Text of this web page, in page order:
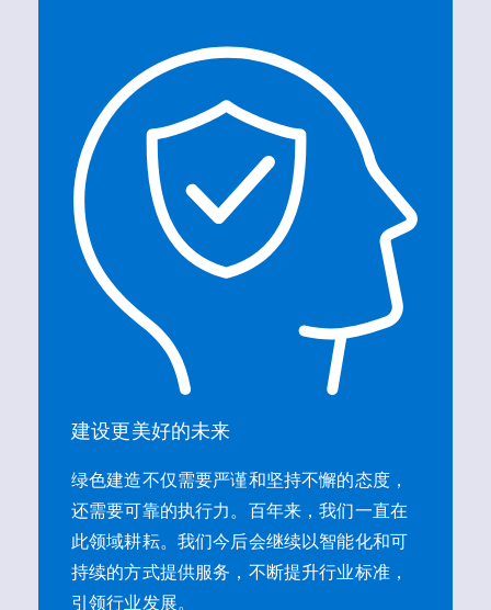
建设更美好的未来
绿色建造不仅需要严谨和坚持不懈的态度，
还需要可靠的执行力。百年来，我们一直在
此领域耕耘。我们今后会继续以智能化和可
持续的方式提供服务，不断提升行业标准，
引领行业发展。